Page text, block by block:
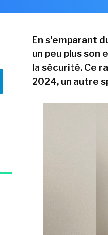
En s'emparant
un peu plus son
la sécurité. Ce
2024, un autre